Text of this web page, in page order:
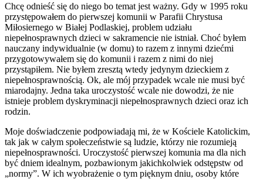
Chcę odnieść się do niego bo temat jest ważny. Gdy w 1995 roku
przystępowałem do pierwszej komunii w Parafii Chrystusa
Miłosiernego w Białej Podlaskiej, problem udziału
niepełnosprawnych dzieci w sakramencie nie istniał. Choć byłem
nauczany indywidualnie (w domu) to razem z innymi dziećmi
przygotowywałem się do komunii i razem z nimi do niej
przystąpiłem. Nie byłem zresztą wtedy jedynym dzieckiem z
niepełnosprawnością. Ok, ale mój przypadek wcale nie musi być
miarodajny. Jedna taka uroczystość wcale nie dowodzi, że nie
istnieje problem dyskryminacji niepełnosprawnych dzieci oraz ich
rodzin.
Moje doświadczenie podpowiadają mi, że w Kościele Katolickim,
tak jak w całym społeczeństwie są ludzie, którzy nie rozumieją
niepełnosprawności. Uroczystość pierwszej komunia ma dla nich
być dniem idealnym, pozbawionym jakichkolwiek odstępstw od
„normy”. W ich wyobrażenie o tym pięknym dniu, osoby które